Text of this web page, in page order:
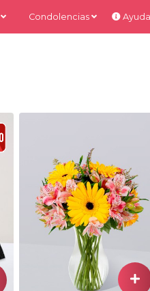
Condolencias Ayuda